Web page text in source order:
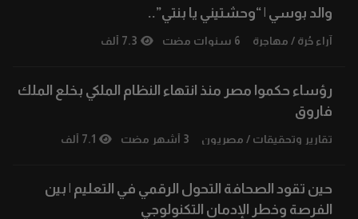
والد بوسي | “وحشتيني يا بنتي”..
آراء حُرة / مهاجرة 6 سنوات مضت 7.3 ألف
رؤساء حكموا مصر منذ انتهاء النظام الملكي بخلع الملك
فاروق
تقارير وتحقيقات / مصريون 3 أشهر مضت 7.1 ألف
حين تقود الصحافة التحول الرقمي في التعليم | بين
الفرصة وخطر الإدمان التكنولوجي